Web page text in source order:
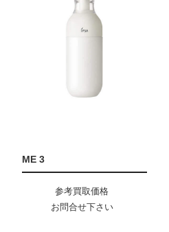
ME 3
参考買取価格
お問合せ下さい